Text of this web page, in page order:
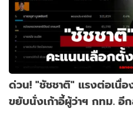
ด่วน! "ชัชชาติ" แรงต่อเนื่
ขยับนั่งเก้าอี้ผู้ว่าฯ กทม. อี